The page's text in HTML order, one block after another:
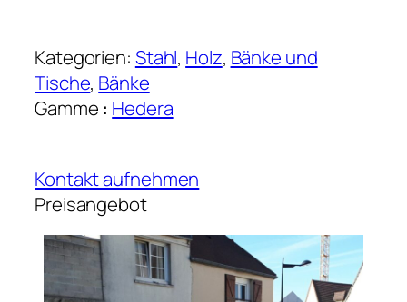
Kategorien: Stahl, Holz, Bänke und
Tische, Bänke
Gamme : Hedera
Kontakt aufnehmen
Preisangebot